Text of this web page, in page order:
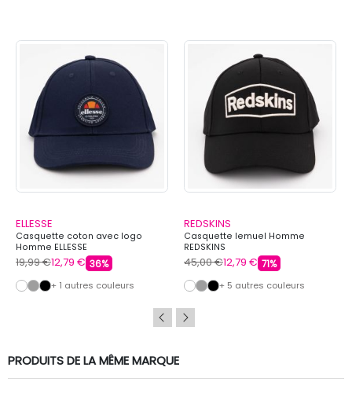
ELLESSE
Casquette coton avec logo
Homme ELLESSE
19,99 €12,79 € 36%
+ 1 autres couleurs
REDSKINS
Casquette lemuel Homme
REDSKINS
45,00 €12,79 € 71%
+ 5 autres couleurs
PRODUITS DE LA MÊME MARQUE